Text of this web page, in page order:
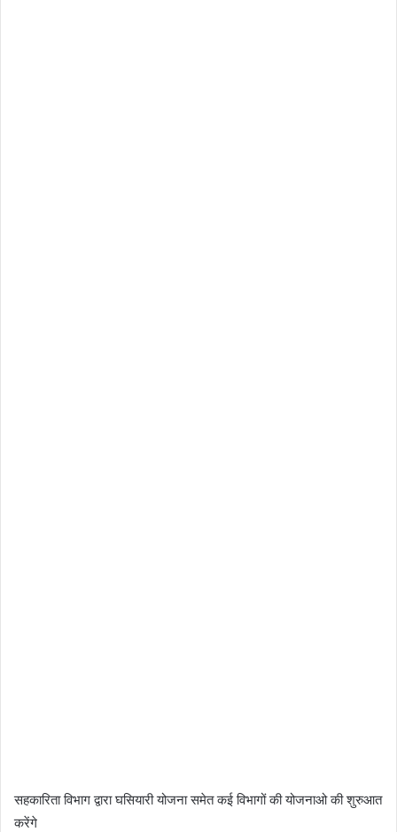
सहकारिता विभाग द्वारा घसियारी योजना समेत कई विभागों की योजनाओ की शुरुआत
करेंगे